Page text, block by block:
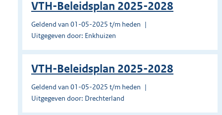
VTH-Beleidsplan 2025-2028
Geldend van 01-05-2025 t/m heden
Uitgegeven door: Enkhuizen
VTH-Beleidsplan 2025-2028
Geldend van 01-05-2025 t/m heden
Uitgegeven door: Drechterland